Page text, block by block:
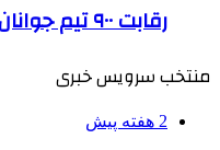
رقابت ۹۰۰ تیم جوانان هلال احمر در مرحله استانی
منتخب سرویس خبری
2 هفته پیش